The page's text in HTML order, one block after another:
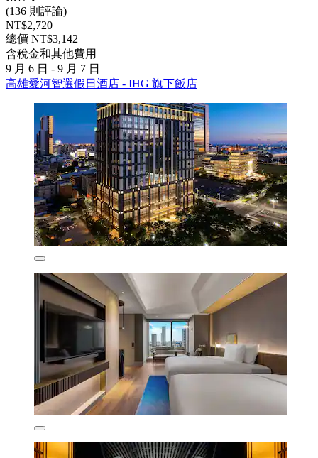
(136 則評論)
NT$2,720
總價 NT$3,142
含稅金和其他費用
9 月 6 日 - 9 月 7 日
高雄愛河智選假日酒店 - IHG 旗下飯店